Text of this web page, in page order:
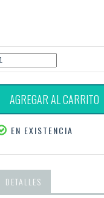
AGREGAR AL CARRITO
EN EXISTENCIA
DETALLES